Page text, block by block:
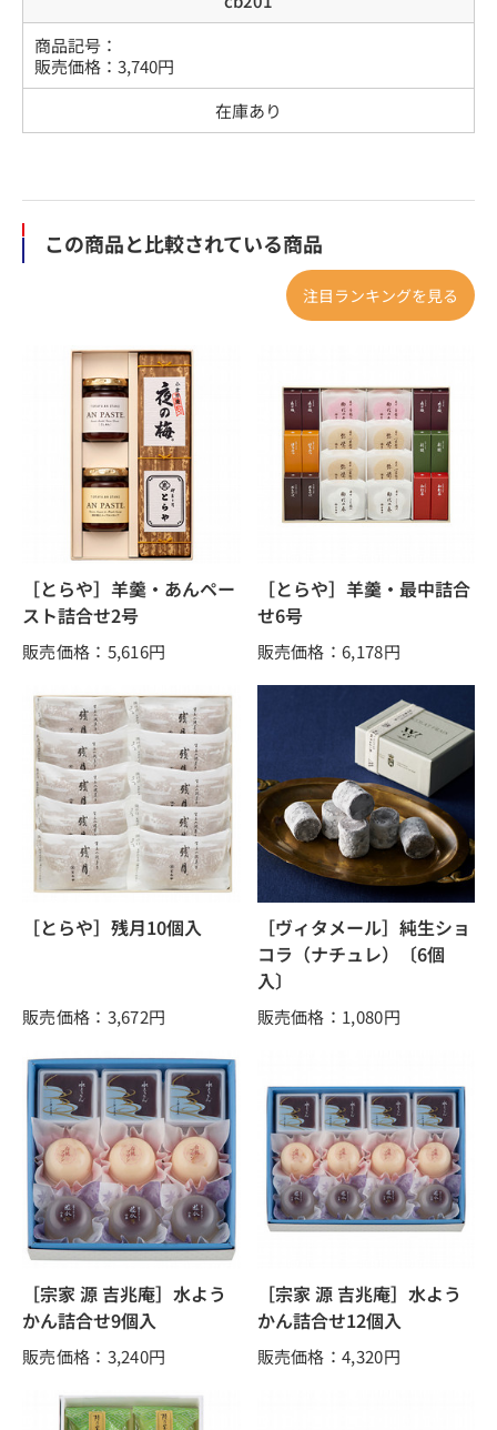
商品記号：
販売価格： 3,740円
在庫あり
この商品と比較されている商品
注目ランキングを見る
［とらや］羊羹・あんペー
スト詰合せ2号
販売価格：5,616円
［とらや］羊羹・最中詰合
せ6号
販売価格：6,178円
［とらや］残月10個入
販売価格：3,672円
［ヴィタメール］純生ショ
コラ（ナチュレ）〔6個
入〕
販売価格：1,080円
［宗家 源 吉兆庵］水よう
かん詰合せ9個入
販売価格：3,240円
［宗家 源 吉兆庵］水よう
かん詰合せ12個入
販売価格：4,320円